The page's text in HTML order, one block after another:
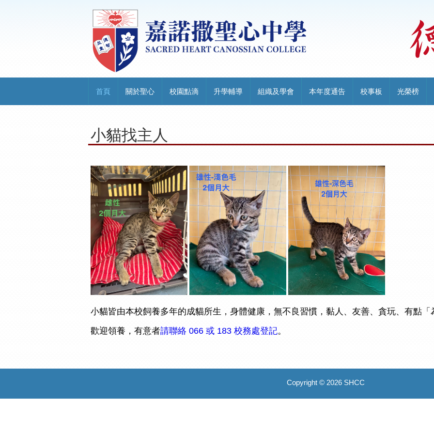
首頁 關於聖心 校園點滴 升學輔導 組織及學會 本年度通告 校事板 光榮榜
小貓找主人
小貓皆由本校飼養多年的成貓所生，身體健康，無不良習慣，黏人、友善、貪玩、有點「
歡迎領養，有意者請聯絡 066 或 183 校務處登記。
Copyright © 2026 SHCC